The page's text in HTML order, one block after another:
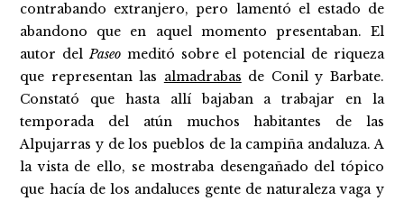
contrabando extranjero, pero lamentó el estado de
abandono que en aquel momento presentaban. El
autor delPaseomeditó sobre el potencial de riqueza
que representan las almadrabas de Conil y Barbate.
Constató que hasta allí bajaban a trabajar en la
temporada del atún muchos habitantes de las
Alpujarras y de los pueblos de la campiña andaluza. A
la vista de ello, se mostraba desengañado del tópico
que hacía de los andaluces gente de naturaleza vaga y